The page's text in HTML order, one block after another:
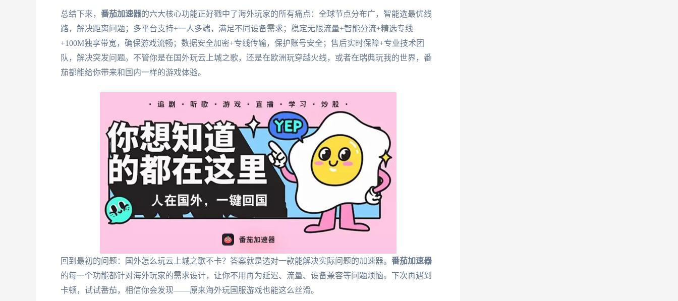
总结下来， 番茄加速器的六大核心功能正好戳中了海外玩家的所有痛点：全球节点分布广，智能选最优线
路，解决距离问题；多平台支持+一人多端，满足不同设备需求；稳定无限流量+智能分流+精选专线
+100M独享带宽，确保游戏流畅；数据安全加密+专线传输，保护账号安全；售后实时保障+专业技术团
队，解决突发问题。不管你是在国外玩云上城之歌，还是在欧洲玩穿越火线，或者在瑞典玩我的世界，番
茄都能给你带来和国内一样的游戏体验。
回到最初的问题：国外怎么玩云上城之歌不卡？答案就是选对一款能解决实际问题的加速器。 番茄加速器
的每一个功能都针对海外玩家的需求设计，让你不用再为延迟、流量、设备兼容等问题烦恼。下次再遇到
卡顿，试试番茄，相信你会发现——原来海外玩国服游戏也能这么丝滑。